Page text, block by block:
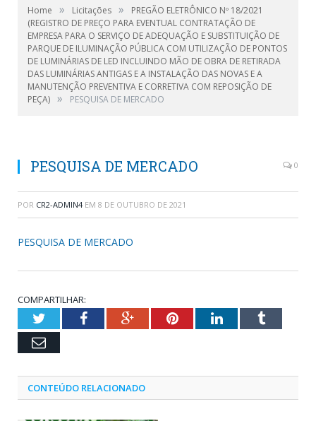
Home » Licitações »
PREGÃO ELETRÔNICO Nº 18/2021
(REGISTRO DE PREÇO PARA EVENTUAL CONTRATAÇÃO DE
EMPRESA PARA O SERVIÇO DE ADEQUAÇÃO E SUBSTITUIÇÃO DE
PARQUE DE ILUMINAÇÃO PÚBLICA COM UTILIZAÇÃO DE PONTOS
DE LUMINÁRIAS DE LED INCLUINDO MÃO DE OBRA DE RETIRADA
DAS LUMINÁRIAS ANTIGAS E A INSTALAÇÃO DAS NOVAS E A
MANUTENÇÃO PREVENTIVA E CORRETIVA COM REPOSIÇÃO DE
PEÇA) » PESQUISA DE MERCADO
PESQUISA DE MERCADO 0
POR CR2-ADMIN4 EM 8 DE OUTUBRO DE 2021
PESQUISA DE MERCADO
COMPARTILHAR:
TwitterFacebookGoogle+PinterestLinkedInTumblr
Email
CONTEÚDO RELACIONADO